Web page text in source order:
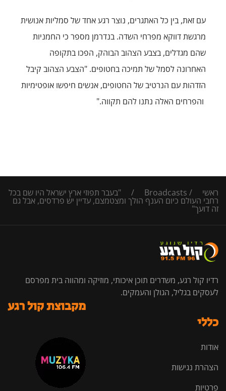
עם זאת, בין כל האתגרים, נוצר רגע אחד של סמליות אנושית
מרגשת דווקא מפרחי השדה. בנדרמן מספר כי החמניות
שהם מגדלים, בצבע הצהוב הבוהק, הפכו בתקופה
האחרונה לסמל של תמיכה בחטופים. "הצבע הצהוב קיבל
הזדהות עם הנרטיב של החטופים, אנשים חיפשו אופטימיות
והפרחים האלה נתנו להם תקווה."
ראשי /
Broadcasts
/ "בעבר תפוזי ארץ ישראל היו שם בכל
רחבי העולם כיום הענף הולך ומצטמצם, עדיין יש פרדסים, אבל גם
זה דועך"
רדיו קול רגע, משדרים תוכן איכותי, מוזיקה ומהווה בית מפרסם
לעסקים בגליל, הגולן והעמקים.
כללי
אודות
הצהרת נגישות
פרטיות
מקבוצת קול רגע